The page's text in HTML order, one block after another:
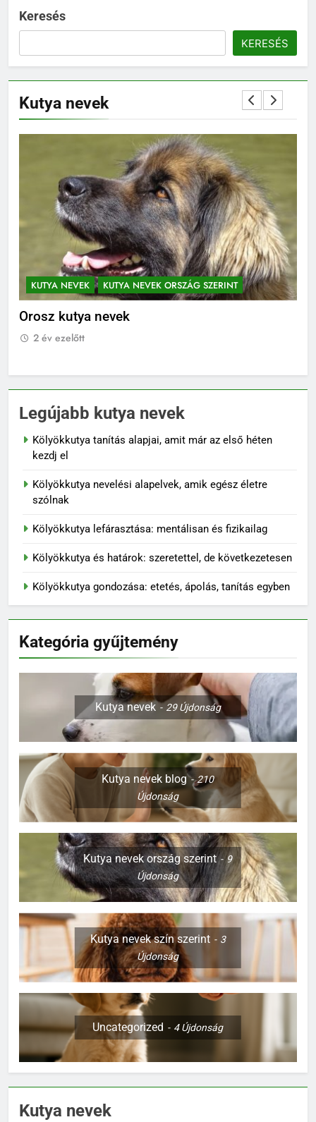
Keresés
KERESÉS
Kutya nevek
KUTYA NEVEK KUTYA NEVEK ORSZÁG SZERINT
Orosz kutya nevek
2 év ezelőtt
Legújabb kutya nevek
Kölyökkutya tanítás alapjai, amit már az első héten
kezdj el
Kölyökkutya nevelési alapelvek, amik egész életre
szólnak
Kölyökkutya lefárasztása: mentálisan és fizikailag
Kölyökkutya és határok: szeretettel, de következetesen
Kölyökkutya gondozása: etetés, ápolás, tanítás egyben
Kategória gyűjtemény
Kutya nevek 29Újdonság
Kutya nevek blog
210
Újdonság
Kutya nevek ország szerint
9
Újdonság
Kutya nevek szín szerint
3
Újdonság
Uncategorized 4Újdonság
Kutya nevek